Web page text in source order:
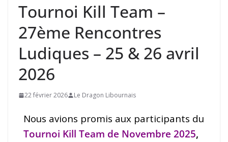
Tournoi Kill Team –
27ème Rencontres
Ludiques – 25 & 26 avril
2026
22 février 2026 Le Dragon Libournais
Nous avions promis aux participants du
Tournoi Kill Team de Novembre 2025,